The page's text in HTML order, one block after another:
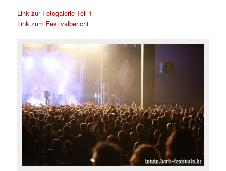
Link zur Fotogalerie Teil 1
Link zum Festivalbericht